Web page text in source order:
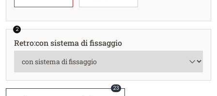
2
Retro:con sistema di fissaggio
23